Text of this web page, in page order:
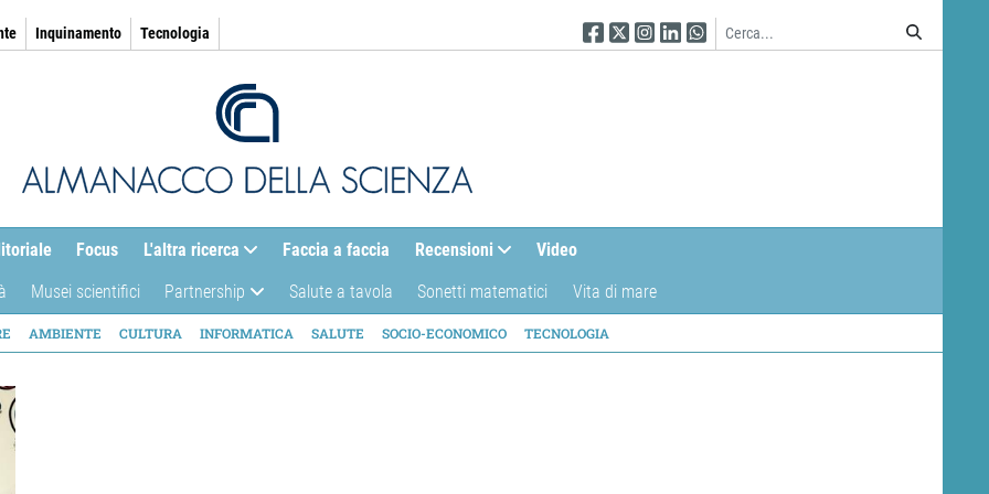
Inquinamento Tecnologia Seguici su Facebook
Seguici su Twitter
Seguici su Instagram
Seguici su Linkedin
Seguici su WhatsApp
Focus L'altra ricerca Faccia a faccia Recensioni Video
Musei scientifici Partnership Salute a tavola Sonetti matematici Vita di mare
AMBIENTE CULTURA INFORMATICA SALUTE SOCIO-ECONOMICO TECNOLOGIA